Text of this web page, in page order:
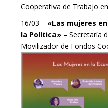
Cooperativa de Trabajo
16/03 – «Las mujeres
la Política» – Secretaría
Movilizador de Fondos